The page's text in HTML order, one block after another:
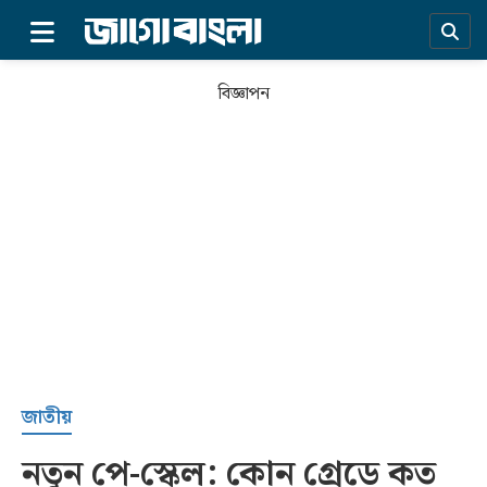
সর্বশেষ
বিজ্ঞাপন
জাতীয়
নতুন পে-স্কেল: কোন গ্রেডে কত